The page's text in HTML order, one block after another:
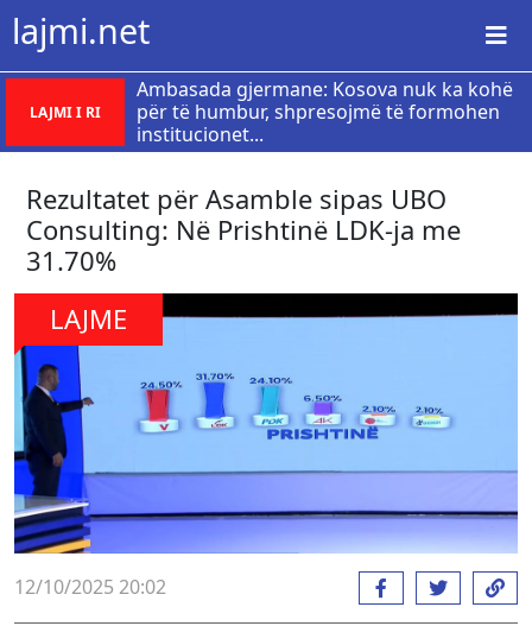
lajmi.net
LAJMI I RI
Ambasada gjermane: Kosova nuk ka kohë
për të humbur, shpresojmë të formohen
institucionet...
Rezultatet për Asamble sipas UBO
Consulting: Në Prishtinë LDK-ja me
31.70%
LAJME
12/10/2025 20:02